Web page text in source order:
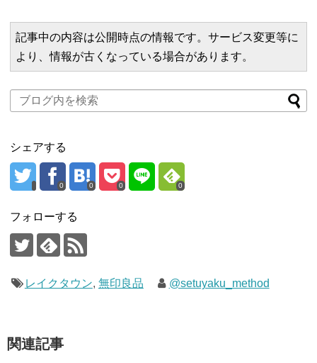
記事中の内容は公開時点の情報です。サービス変更等に
より、情報が古くなっている場合があります。
シェアする
0 0 0 0
フォローする
レイクタウン, 無印良品 @setuyaku_method
関連記事